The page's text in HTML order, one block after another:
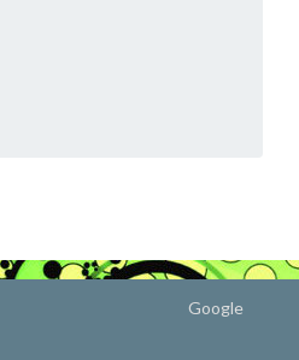
Google